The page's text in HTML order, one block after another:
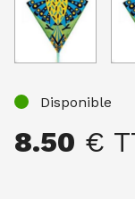
Disponible
8.50 €